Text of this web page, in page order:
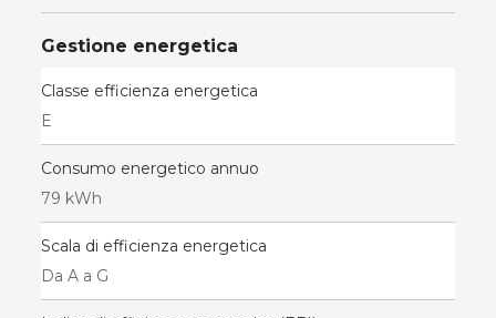
Gestione energetica
Classe efficienza energetica
E
Consumo energetico annuo
79 kWh
Scala di efficienza energetica
Da A a G